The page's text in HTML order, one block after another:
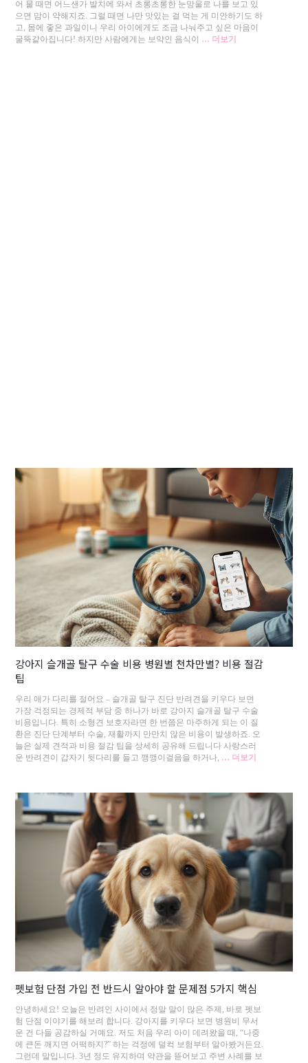
어 물 때면 어느샌가 발치에 와서 초롱초롱한 눈망울로 나를 보고 있
으면 맘이 약해지죠. 그럴 때면 나만 맛있는 걸 먹는 게 미안하기도 하
고, 몸에 좋은 과일이니 우리 아이에게도 조금 나눠주고 싶은 마음이
굴뚝같아집니다! 하지만 사람에게는 보약인 음식이 … 더보기
강아지 슬개골 탈구 수술 비용 병원별 천차만별? 비용 절감
팁
우리 애가 다리를 절어요 – 슬개골 탈구 진단 반려견을 키우다 보면
가장 걱정되는 경제적 부담 중 하나가 바로 강아지 슬개골 탈구 수술
비용입니다. 특히 소형견 보호자라면 한 번쯤은 마주하게 되는 이 질
환은 진단 단계부터 수술, 재활까지 만만치 않은 비용이 발생하죠. 오
늘은 실제 견적과 비용 절감 팁을 상세히 공유해 드립니다 사랑스러
운 반려견이 갑자기 뒷다리를 들고 깽깽이걸음을 하거나, … 더보기
펫보험 단점 가입 전 반드시 알아야 할 문제점 5가지 핵심
안녕하세요! 오늘은 반려인 사이에서 정말 말이 많은 주제, 바로 펫보
험 단점 이야기를 해보려 합니다. 강아지를 키우다 보면 병원비 무서
운 건 다들 공감하실 거예요. 저도 처음 우리 아이 데려왔을 때, “나중
에 큰돈 깨지면 어떡하지?” 하는 걱정에 덜컥 보험부터 알아봤거든요.
그런데 말입니다. 3년 정도 유지하며 약관을 뜯어보고 주변 사례를 보